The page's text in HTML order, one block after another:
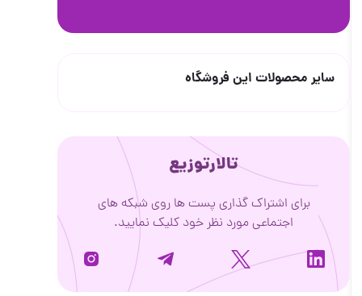
سایر محصولات این فروشگاه
تالارتوزیع
برای اشتراک گذاری پست ها روی شبکه های
اجتماعی مورد نظر خود کلیک نمایید.